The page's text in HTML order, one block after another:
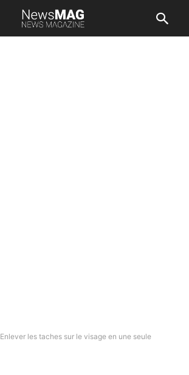
Enlever les taches sur le visage en une seule